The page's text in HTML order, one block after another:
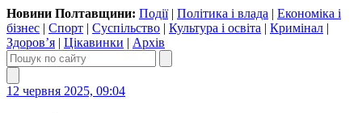
Новини Полтавщини: Події| Політика і влада | Економіка і
бізнес | Спорт | Суспільство | Культура і освіта | Кримінал |
Здоров’я | Цікавинки | Архів
12 червня 2025, 09:04